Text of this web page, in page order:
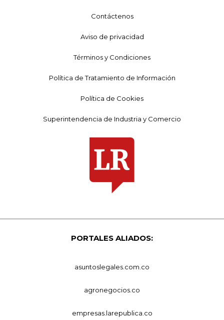
Contáctenos
Aviso de privacidad
Términos y Condiciones
Política de Tratamiento de Información
Política de Cookies
Superintendencia de Industria y Comercio
PORTALES ALIADOS:
asuntoslegales.com.co
agronegocios.co
empresas.larepublica.co